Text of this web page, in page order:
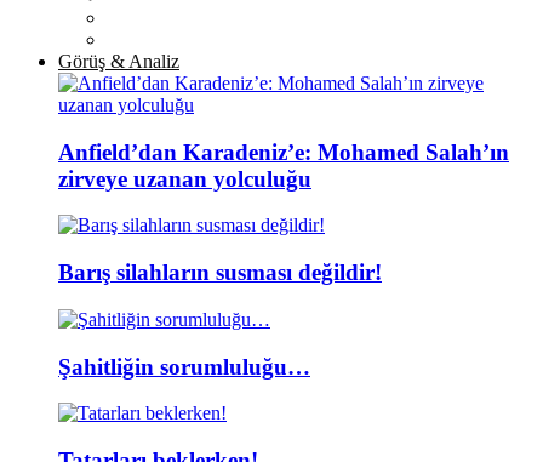
Görüş & Analiz
Anfield’dan Karadeniz’e: Mohamed Salah’ın
zirveye uzanan yolculuğu
Barış silahların susması değildir!
Şahitliğin sorumluluğu…